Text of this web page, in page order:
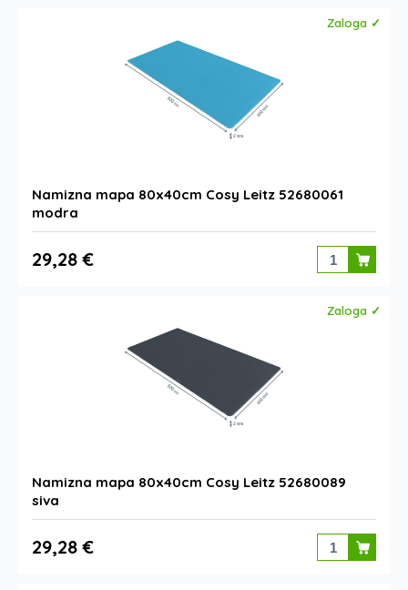
Zaloga ✓
Namizna mapa 80x40cm Cosy Leitz 52680061
modra
29,28 €
Zaloga ✓
Namizna mapa 80x40cm Cosy Leitz 52680089
siva
29,28 €